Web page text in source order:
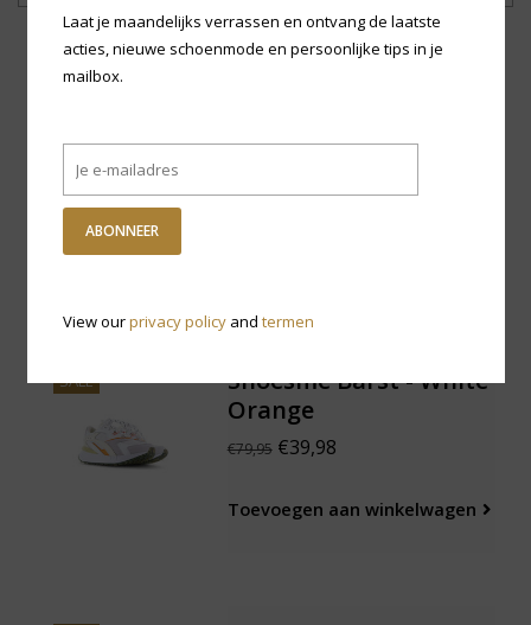
Rampa - Green Copper
€89,95€44,98
SALE
Shoesme Barst - White
Orange
€79,95€39,98
Toevoegen aan winkelwagen
Laat je maandelijks verrassen en ontvang de laatste
acties, nieuwe schoenmode en persoonlijke tips in je
mailbox.
ABONNEER
View ourprivacy policyand termen